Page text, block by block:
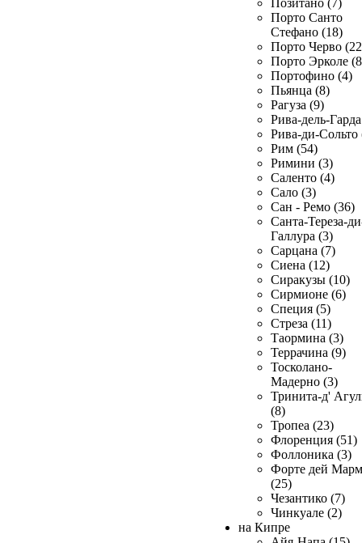
Позитано (7)
Порто Санто
Стефано (18)
Порто Черво
Порто Эрколе
Портофино (4)
Пьянца (8)
Рагуза (9)
Рива-дель-
Рива-ди-Сольто
Рим (54)
Римини (3)
Саленто (4)
Сало (3)
Сан - Ремо (36)
Санта-Тереза-
Галлура (3)
Сарцана (7)
Сиена (12)
Сиракузы (10)
Сирмионе (6)
Специя (5)
Стреза (11)
Таормина (3)
Террачина (9)
Тосколано-
Мадерно (3)
Тринита-д'
(8)
Тропеа (23)
Флоренция (51)
Фоллоника (3)
Форте дей
(25)
Чезантико (7)
Чинкуале (2)
на Кипре